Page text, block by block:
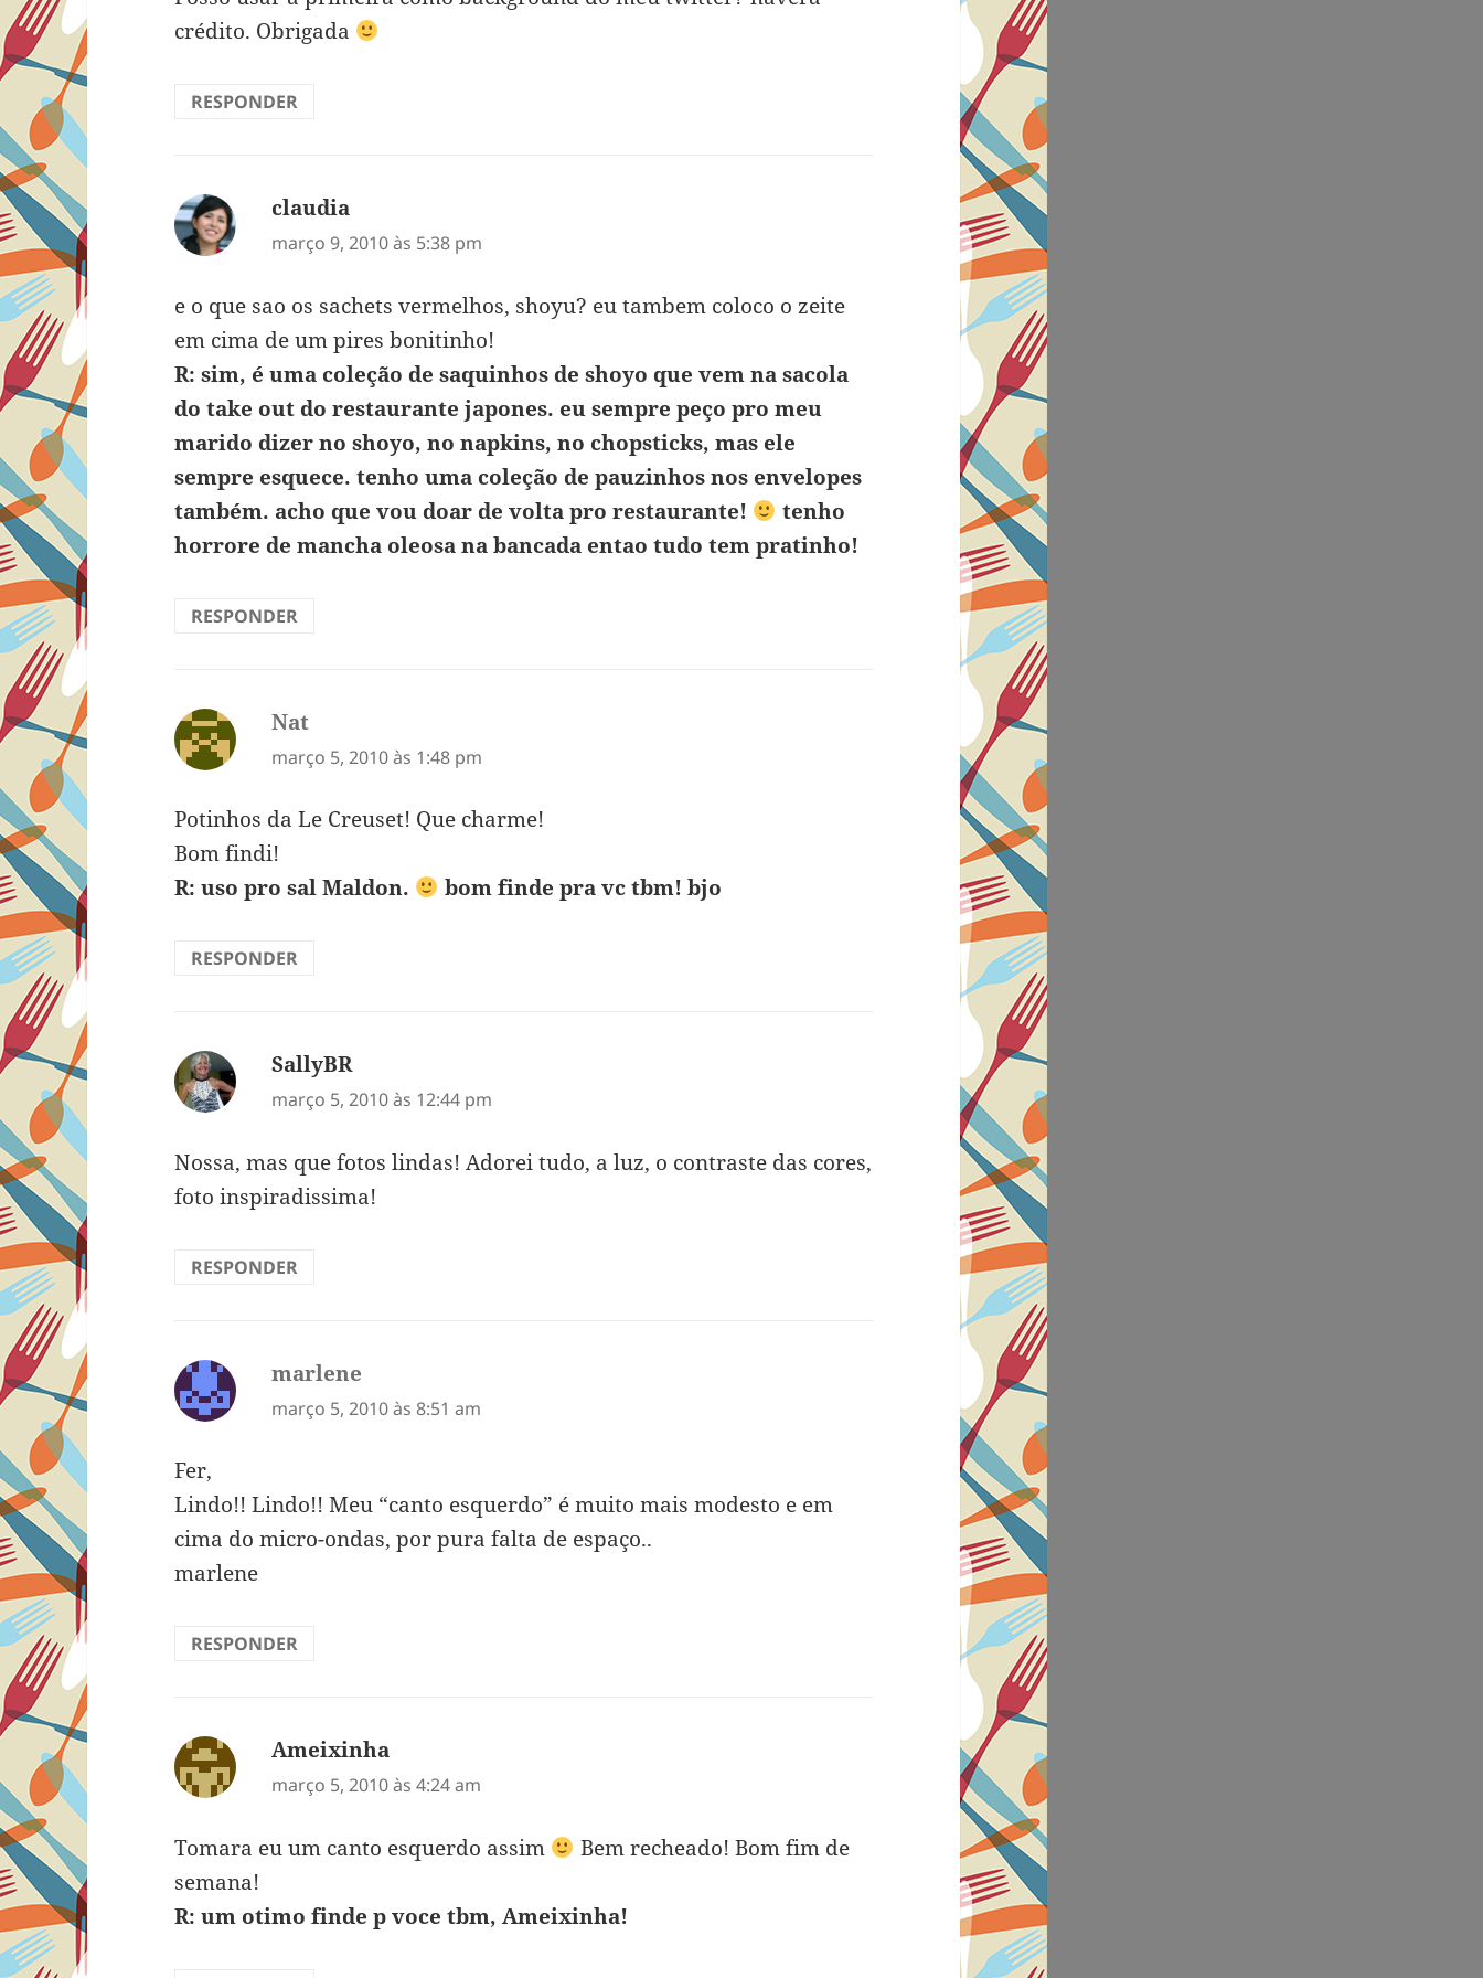
crédito. Obrigada
RESPONDER
claudia
março 9, 2010 às 5:38 pm
e o que sao os sachets vermelhos, shoyu? eu tambem coloco o zeite
em cima de um pires bonitinho!
R: sim, é uma coleção de saquinhos de shoyo que vem na sacola
do take out do restaurante japones. eu sempre peço pro meu
marido dizer no shoyo, no napkins, no chopsticks, mas ele
sempre esquece. tenho uma coleção de pauzinhos nos envelopes
também. acho que vou doar de volta pro restaurante!
tenho
horrore de mancha oleosa na bancada entao tudo tem pratinho!
RESPONDER
Nat
março 5, 2010 às 1:48 pm
Potinhos da Le Creuset! Que charme!
Bom findi!
R: uso pro sal Maldon.
bom finde pra vc tbm! bjo
RESPONDER
SallyBRdisse:
março 5, 2010 às 12:44 pm
Nossa, mas que fotos lindas! Adorei tudo, a luz, o contraste das cores,
foto inspiradissima!
RESPONDER
marlene
março 5, 2010 às 8:51 am
Fer,
Lindo!! Lindo!! Meu “canto esquerdo” é muito mais modesto e em
cima do micro-ondas, por pura falta de espaço..
marlene
RESPONDER
Ameixinha
março 5, 2010 às 4:24 am
Tomara eu um canto esquerdo assim
Bem recheado! Bom fim de
semana!
R: um otimo finde p voce tbm, Ameixinha!